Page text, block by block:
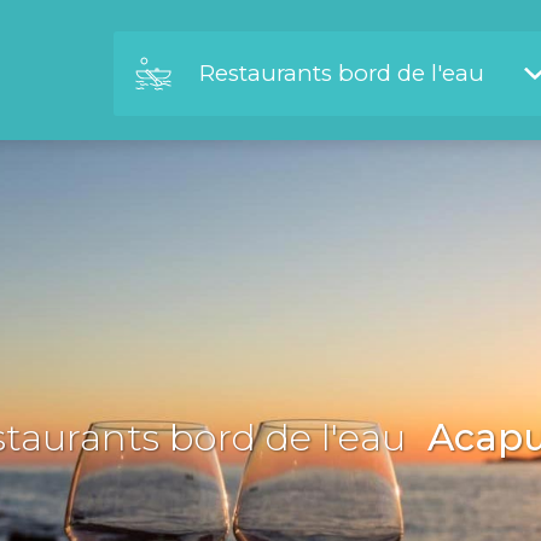
Restaurants bord de l'eau
bord de l'eau